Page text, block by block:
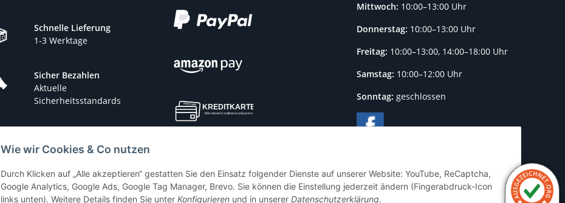
Wie wir Cookies & Co nutzen
Durch Klicken auf „Alle akzeptieren“ gestatten Sie den Einsatz folgender Dienste auf unserer Website: YouTube, ReCaptcha,
Google Analytics, Google Ads, Google Tag Manager, Brevo. Sie können die Einstellung jederzeit ändern (Fingerabdruck-Icon
links unten). Weitere Details finden Sie unter Konfigurieren und in unserer Datenschutzerklärung.
Schnelle Lieferung
1-3 Werktage
Sicher Bezahlen
Aktuelle
Sicherheitsstandards
Mittwoch: 10:00–13:00 Uhr
Donnerstag: 10:00–13:00 Uhr
Freitag: 10:00–13:00, 14:00–18:00 Uhr
Samstag: 10:00–12:00 Uhr
Sonntag: geschlossen